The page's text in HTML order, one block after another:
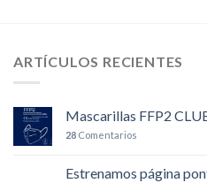
ARTÍCULOS RECIENTES
Mascarillas FFP2
28 Comentarios
Estrenamos página